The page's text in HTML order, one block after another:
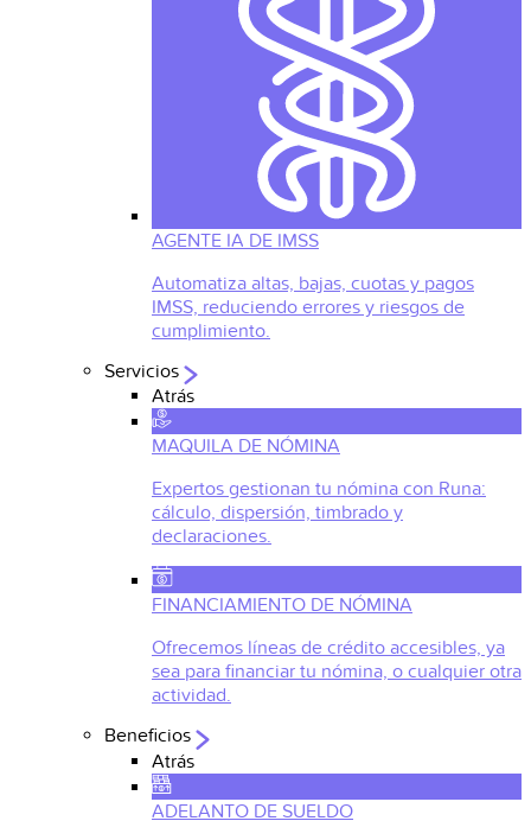
AGENTE IA DE IMSS
Automatiza altas, bajas, cuotas y pagos
IMSS, reduciendo errores y riesgos de
cumplimiento.
Servicios
Atrás
MAQUILA DE NÓMINA
Expertos gestionan tu nómina con Runa:
cálculo, dispersión, timbrado y
declaraciones.
FINANCIAMIENTO DE NÓMINA
Ofrecemos líneas de crédito accesibles, ya
sea para financiar tu nómina, o cualquier otra
actividad.
Beneficios
Atrás
ADELANTO DE SUELDO